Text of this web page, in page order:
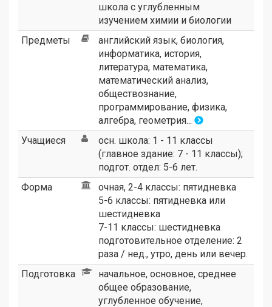
школа с углубленным
изучением химии и биологии
Предметы
английский язык, биология,
информатика, история,
литература, математика,
математический анализ,
обществознание,
программирование, физика,
алгебра, геометрия...
Учащиеся
осн. школа: 1 - 11 классы
(главное здание: 7 - 11 классы);
подгот. отдел: 5-6 лет.
Форма
очная, 2-4 классы: пятидневка
5-6 классы: пятидневка или
шестидневка
7-11 классы: шестидневка
подготовительное отделение: 2
раза / нед., утро, день или вечер.
Подготовка
начальное, основное, среднее
общее образование,
углубленное обучение,